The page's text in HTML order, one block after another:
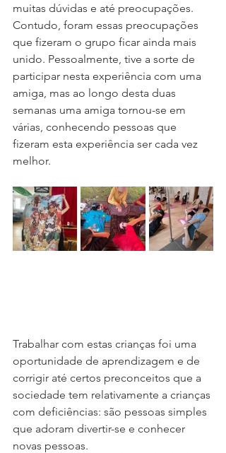
muitas dúvidas e até preocupações.
Contudo, foram essas preocupações
que fizeram o grupo ficar ainda mais
unido. Pessoalmente, tive a sorte de
participar nesta experiência com uma
amiga, mas ao longo desta duas
semanas uma amiga tornou-se em
várias, conhecendo pessoas que
fizeram esta experiência ser cada vez
melhor.
Trabalhar com estas crianças foi uma
oportunidade de aprendizagem e de
corrigir até certos preconceitos que a
sociedade tem relativamente a crianças
com deficiências: são pessoas simples
que adoram divertir-se e conhecer
novas pessoas.